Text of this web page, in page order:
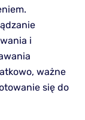
i
ważne
się do